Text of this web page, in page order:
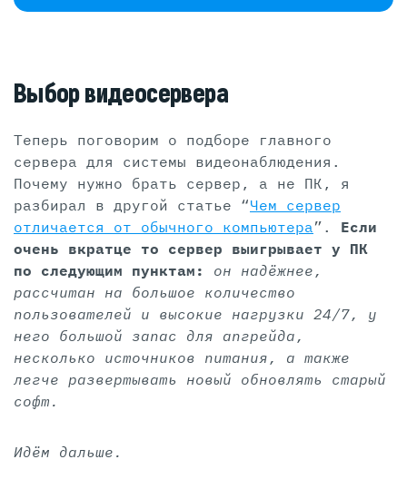
Выбор видеосервера
Теперь поговорим о подборе главного
сервера для системы видеонаблюдения.
Почему нужно брать сервер, а не ПК, я
разбирал в другой статье “Чем сервер
отличается от обычного компьютера ”. Если
очень вкратце то сервер выигрывает у ПК
по следующим пунктам:
он надёжнее,
рассчитан на большое количество
пользователей и высокие нагрузки 24/7, у
него большой запас для апгрейда,
несколько источников питания, а также
легче развертывать новый обновлять старый
софт.
Идём дальше.